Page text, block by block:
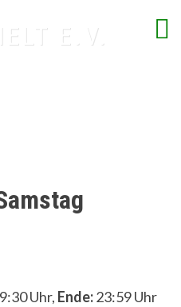
Uhr, Ende:23:59 Uhr